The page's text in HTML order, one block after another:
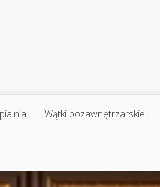
Wątki pozawnętrzarskie